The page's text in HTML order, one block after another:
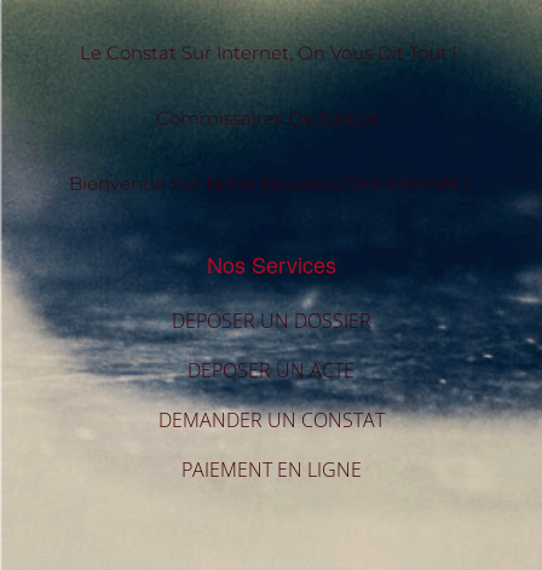
Le Constat Sur Internet, On Vous Dit Tout !
Commissaires De Justice
Bienvenue Sur Notre Nouveau Site Internet !
Nos Services
DEPOSER UN DOSSIER
DEPOSER UN ACTE
DEMANDER UN CONSTAT
PAIEMENT EN LIGNE